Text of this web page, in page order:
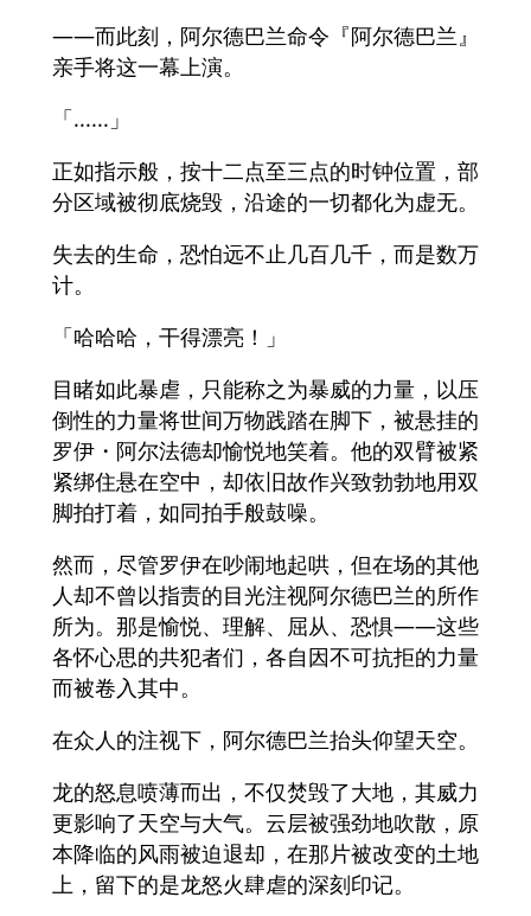
——而此刻，阿尔德巴兰命令『阿尔德巴兰』
亲手将这一幕上演。
「......」
正如指示般，按十二点至三点的时钟位置，部
分区域被彻底烧毁，沿途的一切都化为虚无。
失去的生命，恐怕远不止几百几千，而是数万
计。
「哈哈哈，干得漂亮！」
目睹如此暴虐，只能称之为暴威的力量，以压
倒性的力量将世间万物践踏在脚下，被悬挂的
罗伊・阿尔法德却愉悦地笑着。他的双臂被紧
紧绑住悬在空中，却依旧故作兴致勃勃地用双
脚拍打着，如同拍手般鼓噪。
然而，尽管罗伊在吵闹地起哄，但在场的其他
人却不曾以指责的目光注视阿尔德巴兰的所作
所为。那是愉悦、理解、屈从、恐惧——这些
各怀心思的共犯者们，各自因不可抗拒的力量
而被卷入其中。
在众人的注视下，阿尔德巴兰抬头仰望天空。
龙的怒息喷薄而出，不仅焚毁了大地，其威力
更影响了天空与大气。云层被强劲地吹散，原
本降临的风雨被迫退却，在那片被改变的土地
上，留下的是龙怒火肆虐的深刻印记。